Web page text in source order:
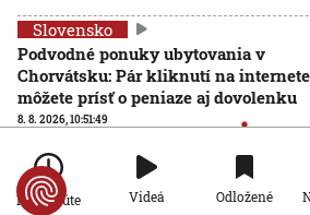
Slovensko
Podvodné ponuky ubytovania v
Chorvátsku: Pár kliknutí na
môžete prísť o peniaze aj dovolenku
8. 8. 2026, 10:51:49
Slovensko
Hygienici upozorňujú na desiatky
Po minúte Videá Odložené